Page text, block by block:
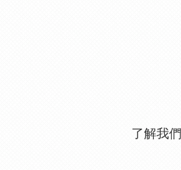
了解我們